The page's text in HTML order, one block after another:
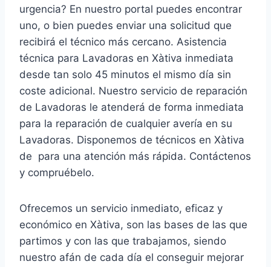
urgencia? En nuestro portal puedes encontrar
uno, o bien puedes enviar una solicitud que
recibirá el técnico más cercano. Asistencia
técnica para Lavadoras en Xàtiva inmediata
desde tan solo 45 minutos el mismo día sin
coste adicional. Nuestro servicio de reparación
de Lavadoras le atenderá de forma inmediata
para la reparación de cualquier avería en su
Lavadoras. Disponemos de técnicos en Xàtiva
de para una atención más rápida. Contáctenos
y compruébelo.
Ofrecemos un servicio inmediato, eficaz y
económico en Xàtiva, son las bases de las que
partimos y con las que trabajamos, siendo
nuestro afán de cada día el conseguir mejorar